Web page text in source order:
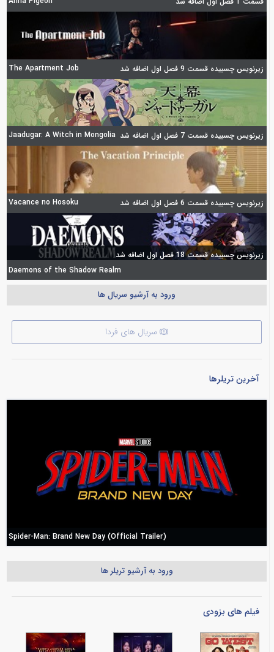
زیرنویس چسبیده قسمت 9 فصل اول اضافه شد The Apartment Job
زیرنویس چسبیده قسمت 7 فصل اول اضافه شد Jaadugar: A Witch in Mongolia
زیرنویس چسبیده قسمت 6 فصل اول اضافه شد Vacance no Hosoku
زیرنویس چسبیده قسمت 18 فصل اول اضافه شد
Daemons of the Shadow Realm
ورود به آرشیو سریال ها
سریال های فردا
آخرین تریلرها
Spider-Man: Brand New Day (Official Trailer)
ورود به آرشیو تریلر ها
فیلم های بزودی